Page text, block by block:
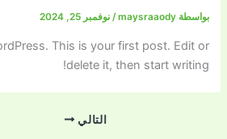
بواسطة maysraaody
/نوفمبر 25, 2024
This is your first post. Edit or
delete it, then start writing!
التالي